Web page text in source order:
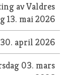
av Valdres
13. mai 2026
april 2026
03. mars